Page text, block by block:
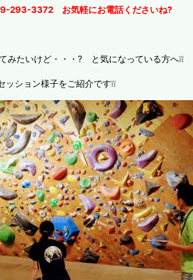
3372 お気軽にお電話くださいね?
みたいけど・・・? と気になっている方へ❕❕
ション様子をご紹介です❕❕